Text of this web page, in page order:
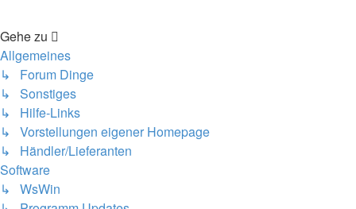
Gehe zu
Allgemeines
↳ Forum Dinge
↳ Sonstiges
↳ Hilfe-Links
↳ Vorstellungen eigener Homepage
↳ Händler/Lieferanten
Software
↳ WsWin